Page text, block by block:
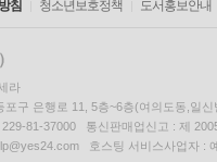
침 청소년보호정책 도서홍보안내
라
포구 은행로 11, 5층~6층(여의도동,일신
229-81-37000 통신판매업신고 : 제
호스팅 서비스사업자 :